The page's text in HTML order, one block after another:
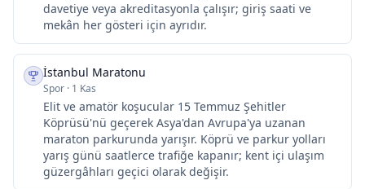
davetiye veya akreditasyonla çalışır; giriş saati ve
mekân her gösteri için ayrıdır.
İstanbul Maratonu
Spor · 1 Kas
Elit ve amatör koşucular 15 Temmuz Şehitler
Köprüsü'nü geçerek Asya'dan Avrupa'ya uzanan
maraton parkurunda yarışır. Köprü ve parkur yolları
yarış günü saatlerce trafiğe kapanır; kent içi ulaşım
güzergâhları geçici olarak değişir.